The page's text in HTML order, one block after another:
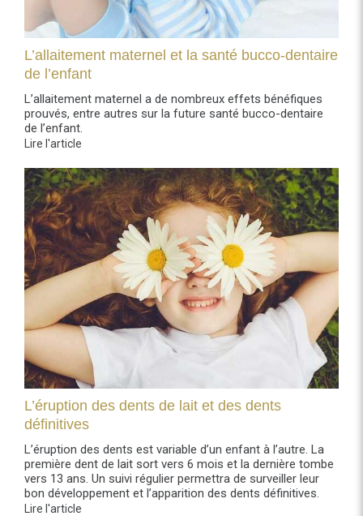
L’allaitement maternel et la santé bucco-dentaire
de l’enfant
L’allaitement maternel a de nombreux effets bénéfiques
prouvés, entre autres sur la future santé bucco-dentaire
de l’enfant.
Lire l'article
L’éruption des dents de lait et des dents
définitives
L’éruption des dents est variable d’un enfant à l’autre. La
première dent de lait sort vers 6 mois et la dernière tombe
vers 13 ans. Un suivi régulier permettra de surveiller leur
bon développement et l’apparition des dents définitives.
Lire l'article